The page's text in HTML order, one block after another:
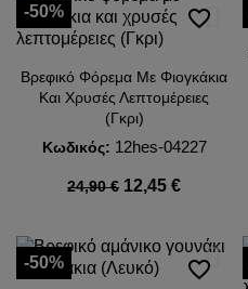
Βρεφικό Φόρεμα Με Φιογκάκια
Και Χρυσές Λεπτομέρειες
(Γκρι)
Κωδικός: 12hes-04227
24,90 € 12,45 €
-50% favorite_border
-50% favorite_border